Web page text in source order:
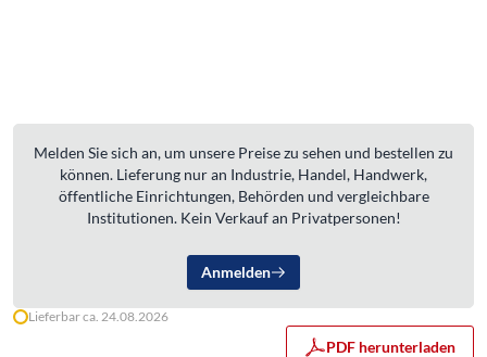
Melden Sie sich an, um unsere Preise zu sehen und bestellen zu
können. Lieferung nur an Industrie, Handel, Handwerk,
öffentliche Einrichtungen, Behörden und vergleichbare
Institutionen. Kein Verkauf an Privatpersonen!
Anmelden
Lieferbar ca. 24.08.2026
PDF herunterladen